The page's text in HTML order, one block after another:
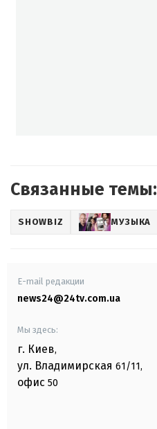
Связанные темы:
SHOWBIZ МУЗЫКА
E-mail редакции
news24@24tv.com.ua
Мы здесь:
г. Киев,
ул. Владимирская 61/11,
офис 50